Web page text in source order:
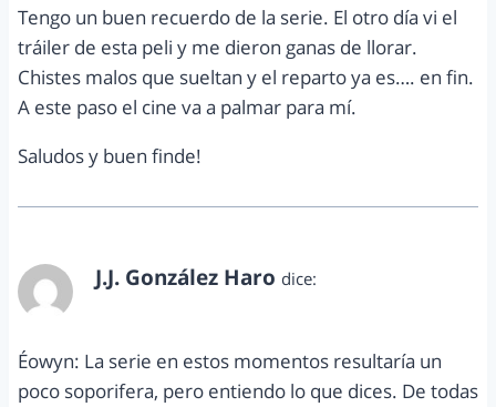
Tengo un buen recuerdo de la serie. El otro día vi el
tráiler de esta peli y me dieron ganas de llorar.
Chistes malos que sueltan y el reparto ya es…. en fin.
A este paso el cine va a palmar para mí.
Saludos y buen finde!
J.J. González Haro dice:
Éowyn: La serie en estos momentos resultaría un
poco soporifera, pero entiendo lo que dices. De todas